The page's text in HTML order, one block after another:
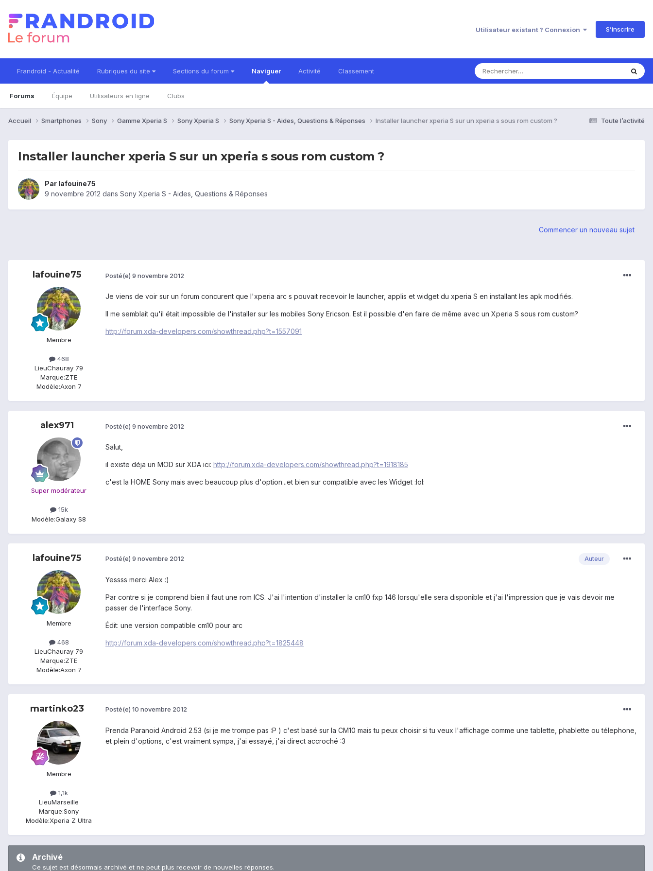
Utilisateur existant ? Connexion S’inscrire
Frandroid - Actualité Rubriques du site Sections du forum Naviguer
Forums Équipe Utilisateurs en ligne Clubs
Activité Classement
Toute l’activité
Accueil Smartphones Sony Gamme Xperia S Sony Xperia S Sony Xperia S - Aides, Questions & Réponses Installer launcher xperia S sur un xperia s sous rom custom ?
Installer launcher xperia S sur un xperia s sous rom custom ?
Par lafouine75
9 novembre 2012 dans Sony Xperia S - Aides, Questions & Réponses
Commencer un nouveau sujet
lafouine75
Membre
468
LieuChauray 79
Marque:ZTE
Modèle:Axon 7
Posté(e) 9 novembre 2012
Je viens de voir sur un forum concurent que l'xperia arc s pouvait recevoir le launcher, applis et widget du xperia S en installant les apk modifiés.
Il me semblait qu'il était impossible de l'installer sur les mobiles Sony Ericson. Est il possible d'en faire de même avec un Xperia S sous rom custom?
http://forum.xda-developers.com/showthread.php?t=1557091
alex971
Super modérateur
15k
Modèle:Galaxy S8
Posté(e) 9 novembre 2012
Salut,
il existe déja un MOD sur XDA ici: http://forum.xda-developers.com/showthread.php?t=1918185
c'est la HOME Sony mais avec beaucoup plus d'option...et bien sur compatible avec les Widget :lol:
lafouine75
Membre
468
LieuChauray 79
Marque:ZTE
Modèle:Axon 7
Auteur
Posté(e) 9 novembre 2012
Yessss merci Alex :)
Par contre si je comprend bien il faut une rom ICS. J'ai l'intention d'installer la cm10 fxp 146 lorsqu'elle sera disponible et j'ai l'impression que je vais devoir me
passer de l'interface Sony.
Édit: une version compatible cm10 pour arc
http://forum.xda-developers.com/showthread.php?t=1825448
martinko23
Membre
1,1k
LieuMarseille
Marque:Sony
Modèle:Xperia Z Ultra
Posté(e) 10 novembre 2012
Prenda Paranoid Android 2.53 (si je me trompe pas :P ) c'est basé sur la CM10 mais tu peux choisir si tu veux l'affichage comme une tablette, phablette ou télephone,
et plein d'options, c'est vraiment sympa, j'ai essayé, j'ai direct accroché :3
Archivé
Ce sujet est désormais archivé et ne peut plus recevoir de nouvelles réponses.